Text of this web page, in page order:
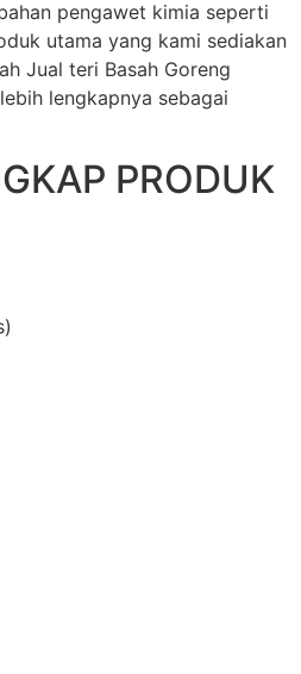
pengawet kimia seperti
utama yang kami sediakan
Jual teri Basah Goreng
lengkapnya sebagai
PRODUK